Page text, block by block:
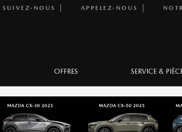
SUIVEZ-NOUS APPELEZ-NOUS
OFFRES SERVICE &